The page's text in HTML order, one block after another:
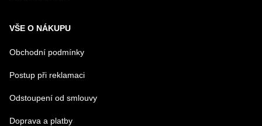
VŠE O NÁKUPU
Obchodní podmínky
Postup při reklamaci
Odstoupení od smlouvy
Doprava a platby